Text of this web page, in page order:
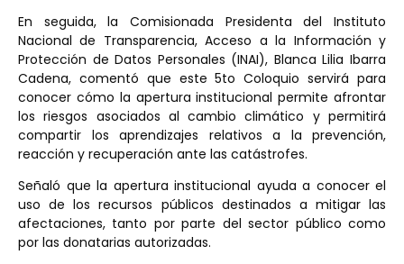
En seguida, la Comisionada Presidenta del Instituto
Nacional de Transparencia, Acceso a la Información y
Protección de Datos Personales (INAI), Blanca Lilia Ibarra
Cadena, comentó que este 5to Coloquio servirá para
conocer cómo la apertura institucional permite afrontar
los riesgos asociados al cambio climático y permitirá
compartir los aprendizajes relativos a la prevención,
reacción y recuperación ante las catástrofes.
Señaló que la apertura institucional ayuda a conocer el
uso de los recursos públicos destinados a mitigar las
afectaciones, tanto por parte del sector público como
por las donatarias autorizadas.